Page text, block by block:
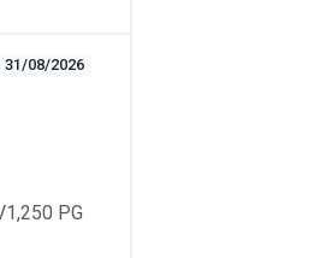
31/08/2026
PG